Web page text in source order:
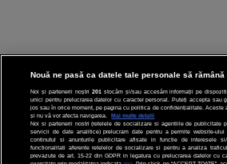
CINEMA
DIVERTISMENT
Nouă ne pasă ca datele tale personale să
Noi și partenerii noștri 201 stocăm și/sau accesăm informații pe
unici pentru prelucrarea datelor cu caracter personal. Puteți accepta sau
jos sau în orice moment, pe pagina cu politica de confidențialitate. Aceste
și nu vă vor afecta navigarea.
Mai multe detalii
Noi si partenerii nostri (retelele de socializare si agentiile de publicitate
servicii de date analitice) prelucram date pentru a permite website-
continutul si anunturile publicitare afisate in functie de interesele
functionalitati aferente retelelor de socializare si pentru a analiza
prevazute de art. 15-22 din GDPR in legatura cu prelucrarea datelor cu